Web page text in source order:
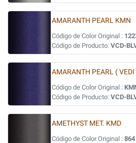
AMARANTH PEARL KMN
Código de Color Original :
Código de Producto: VCD-
AMARANTH PEARL (
Código de Color Original :
Código de Producto: VCD-
AMETHYST MET. KMD
Código de Color Original : 864